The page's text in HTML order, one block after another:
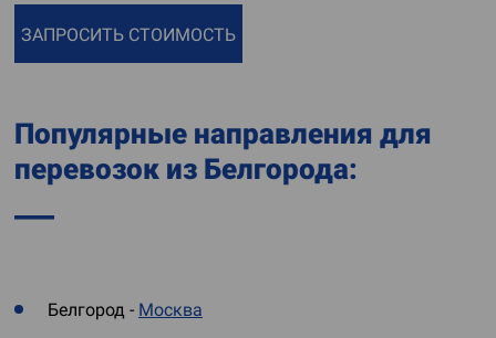
ЗАПРОСИТЬ СТОИМОСТЬ
Популярные направления для
перевозок из Белгорода:
Белгород - Москва